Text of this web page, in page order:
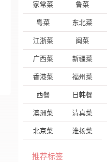
家常菜 鲁菜
粤菜 东北菜
江浙菜 闽菜
广西菜 新疆菜
香港菜 福州菜
西餐 日韩餐
澳洲菜 清真菜
北京菜 淮扬菜
推荐标签